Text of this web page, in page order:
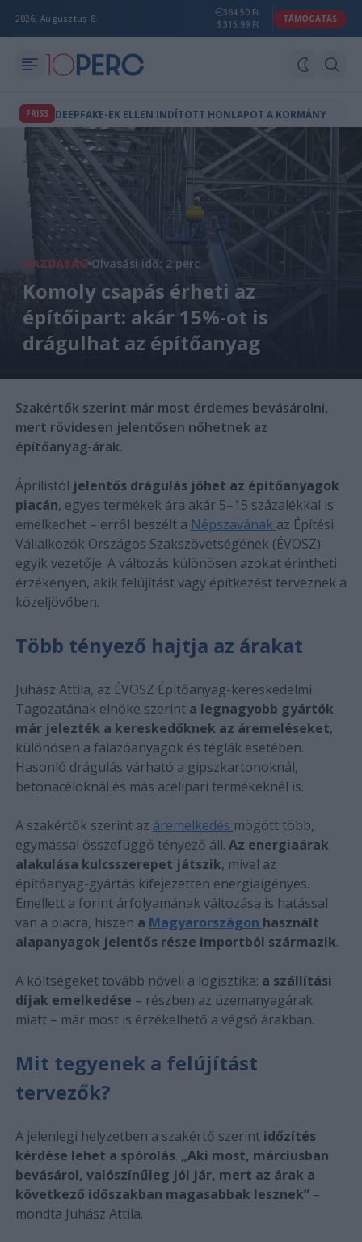
2026. Augusztus 8.
364.50 Ft
315.99 Ft
TÁMOGATÁS
FRISS DEEPFAKE-EK ELLEN INDÍTOTT HONLAPOT A KORMÁNY
GAZDASÁG Olvasási idő: 2 perc
Komoly csapás érheti az
építőipart: akár 15%-ot is
drágulhat az építőanyag
Szakértők szerint már most érdemes bevásárolni,
mert rövidesen jelentősen nőhetnek az
építőanyag-árak.
Áprilistól jelentős drágulás jöhet az építőanyagok
piacán, egyes termékek ára akár 5–15 százalékkal is
emelkedhet – erről beszélt a Népszavának az Építési
Vállalkozók Országos Szakszövetségének (ÉVOSZ)
egyik vezetője. A változás különösen azokat érintheti
érzékenyen, akik felújítást vagy építkezést terveznek a
közeljövőben.
Több tényező hajtja az árakat
Juhász Attila, az ÉVOSZ Építőanyag-kereskedelmi
Tagozatának elnöke szerint a legnagyobb gyártók
már jelezték a kereskedőknek az áremeléseket,
különösen a falazóanyagok és téglák esetében.
Hasonló drágulás várható a gipszkartonoknál,
betonacéloknál és más acélipari termékeknél is.
A szakértők szerint az áremelkedés mögött több,
egymással összefüggő tényező áll. Az energiaárak
alakulása kulcsszerepet játszik, mivel az
építőanyag-gyártás kifejezetten energiaigényes.
Emellett a forint árfolyamának változása is hatással
van a piacra, hiszen a Magyarországon használt
alapanyagok jelentős része importból származik.
A költségeket tovább növeli a logisztika: a szállítási
díjak emelkedése – részben az üzemanyagárak
miatt – már most is érzékelhető a végső árakban.
Mit tegyenek a felújítást
tervezők?
A jelenlegi helyzetben a szakértő szerint időzítés
kérdése lehet a spórolás. „Aki most, márciusban
bevásárol, valószínűleg jól jár, mert az árak a
következő időszakban magasabbak lesznek”–
mondta Juhász Attila.